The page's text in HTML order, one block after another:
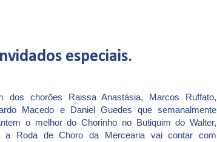
especiais.
dos chorões Raissa Anastásia, Marcos Ruffato,
Macedo e Daniel Guedes que semanalmente
o melhor do Chorinho no Butiquim do Walter,
a Roda de Choro da Mercearia vai contar com